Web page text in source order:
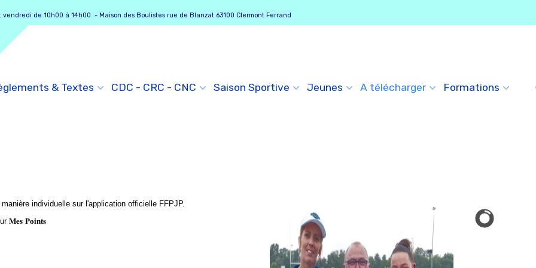
de 10h00 à 14h00 - Maison des Boulistes rue de Blanzat 63100 Clermont Ferrand
& Textes CDC - CRC - CNC Saison Sportive Jeunes A télécharger Formations
individuelle sur l'application officielle FFPJP.
𝐌𝐞𝐬 𝐏𝐨𝐢𝐧𝐭𝐬